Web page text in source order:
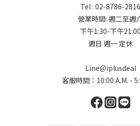
Tel : 02-8786-2816
營業時間: 週二至週
下午1:30-下午21:00
週日 週一 定休
Line@iplusdeal
客服時間：10:00 A.M. -